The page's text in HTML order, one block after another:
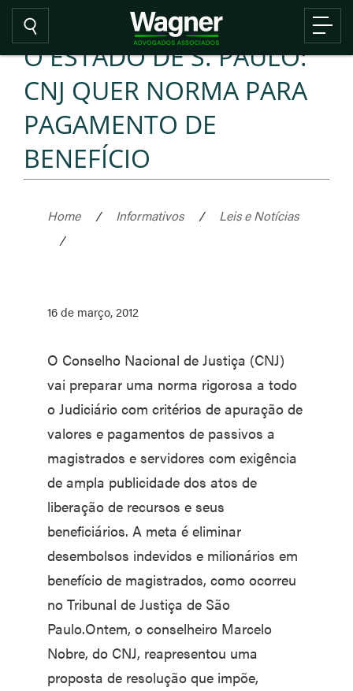
O ESTADO DE S. PAULO:
CNJ QUER NORMA PARA
PAGAMENTO DE
BENEFÍCIO
Home / Informativos /
Leis e Notícias
/
16 de março, 2012
O Conselho Nacional de Justiça (CNJ)
vai preparar uma norma rigorosa a todo
o Judiciário com critérios de apuração de
valores e pagamentos de passivos a
magistrados e servidores com exigência
de ampla publicidade dos atos de
liberação de recursos e seus
beneficiários. A meta é eliminar
desembolsos indevidos e milionários em
benefício de magistrados, como ocorreu
no Tribunal de Justiça de São
Paulo.Ontem, o conselheiro Marcelo
Nobre, do CNJ, reapresentou uma
proposta de resolução que impõe,